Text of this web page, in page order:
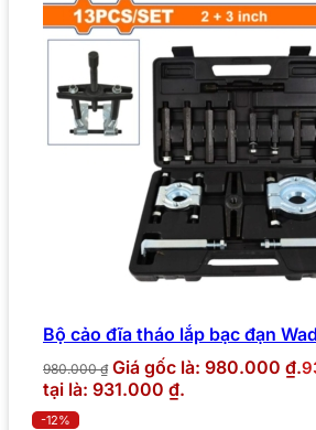
Bộ cảo đĩa tháo lắp bạc đạn
980.000₫ Giá gốc là: 980.000 ₫.
tại là: 931.000 ₫.
-12%